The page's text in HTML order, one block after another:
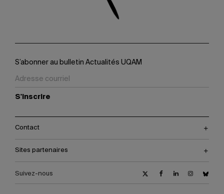
S’abonner au bulletin Actualités UQAM
S'inscrire
Contact
Sites partenaires
Suivez-nous